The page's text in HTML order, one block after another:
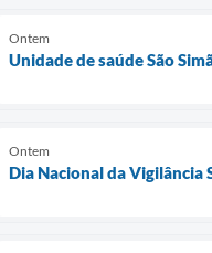
Ontem
Unidade de saúde São
Ontem
Dia Nacional da